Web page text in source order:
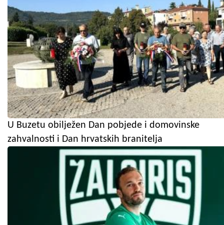
U Buzetu obilježen Dan pobjede i domovinske
zahvalnosti i Dan hrvatskih branitelja